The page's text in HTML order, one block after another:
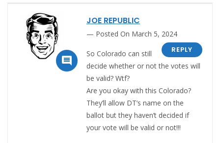

JOE REPUBLIC
Posted On March 5, 2024
REPLY
So Colorado can still
decide whether or not the votes will
be valid? Wtf?
Are you okay with this Colorado?
They’ll allow DT’s name on the
ballot but they haven’t decided if
your vote will be valid or not!!!